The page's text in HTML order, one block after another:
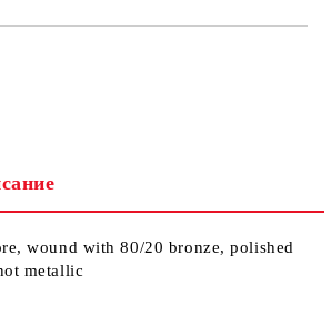
wound with 80/20 bronze, polished
metallic